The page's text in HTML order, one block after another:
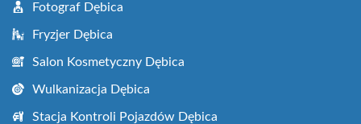
Fotograf Dębica
Fryzjer Dębica
Salon Kosmetyczny Dębica
Wulkanizacja Dębica
Stacja Kontroli Pojazdów Dębica